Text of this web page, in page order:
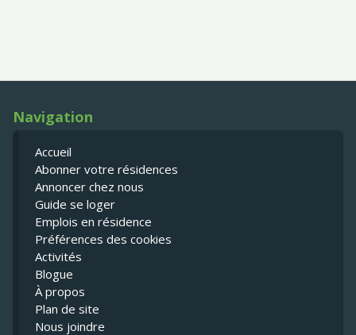
Navigation
Accueil
Abonner votre résidences
Annoncer chez nous
Guide se loger
Emplois en résidence
Préférences des cookies
Activités
Blogue
À propos
Plan de site
Nous joindre